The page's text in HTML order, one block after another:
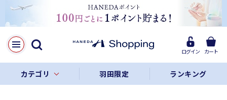
ログイン カート
カテゴリ 羽田限定 ランキング